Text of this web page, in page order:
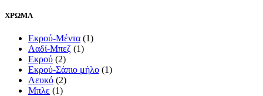
ΧΡΩΜΑ
Εκρού-Μέντα (1)
Λαδί-Μπεζ (1)
Εκρού (2)
Εκρού-Σάπιο μήλο (1)
Λευκό (2)
Μπλε (1)